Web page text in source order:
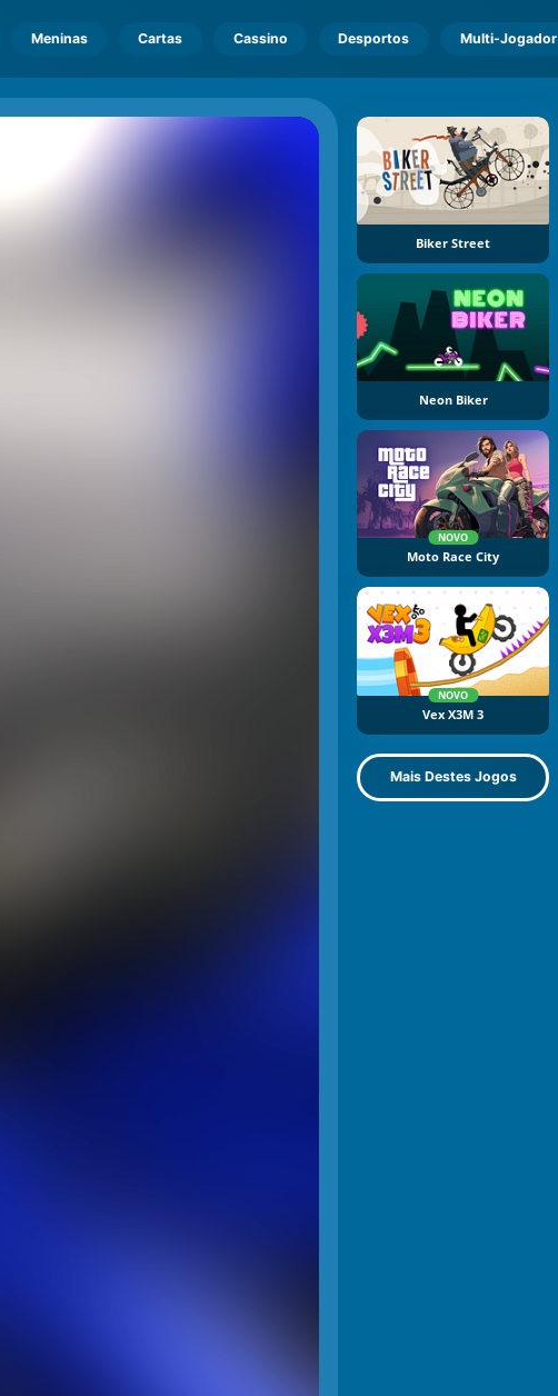
Meninas Cartas Cassino Desportos Multi-Jogador
Biker Street
Neon Biker
NOVO
Moto Race City
NOVO
Vex X3M 3
Mais Destes Jogos